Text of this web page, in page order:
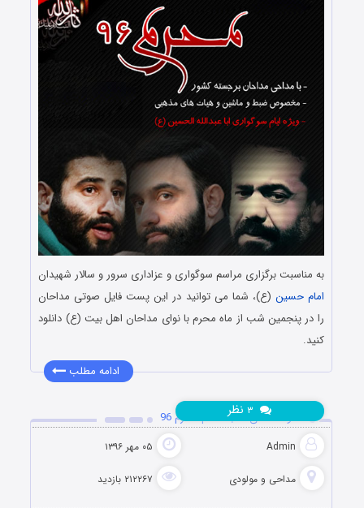
به مناسبت برگزاری مراسم سوگواری و عزاداری سرور و سالار شهیدان
امام حسین (ع)، شما می توانید در این پست فایل صوتی مداحان
را در پنجمین شب از ماه محرم با نوای مداحان اهل بیت (ع) دانلود
کنید.
ادامه مطلب
دانلود مداحی شب ششم محرم 96
Admin ۰۵ مهر ۱۳۹۶
مداحی و مولودی ۲۱۲۲۶۷ بازدید
نظر